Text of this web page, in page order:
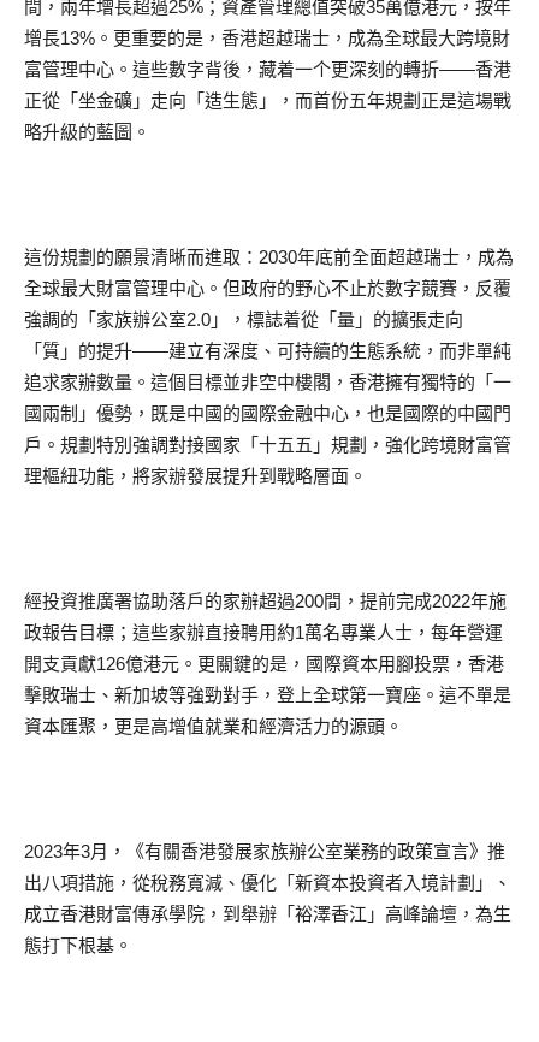
間，兩年增長超過25%；資產管理總值突破35萬億港元，按年
增長13%。更重要的是，香港超越瑞士，成為全球最大跨境財
富管理中心。這些數字背後，藏着一个更深刻的轉折——香港
正從「坐金礦」走向「造生態」，而首份五年規劃正是這場戰
略升級的藍圖。
這份規劃的願景清晰而進取：2030年底前全面超越瑞士，成為
全球最大財富管理中心。但政府的野心不止於數字競賽，反覆
強調的「家族辦公室2.0」，標誌着從「量」的擴張走向
「質」的提升——建立有深度、可持續的生態系統，而非單純
追求家辦數量。這個目標並非空中樓閣，香港擁有獨特的「一
國兩制」優勢，既是中國的國際金融中心，也是國際的中國門
戶。規劃特別強調對接國家「十五五」規劃，強化跨境財富管
理樞紐功能，將家辦發展提升到戰略層面。
經投資推廣署協助落戶的家辦超過200間，提前完成2022年施
政報告目標；這些家辦直接聘用約1萬名專業人士，每年營運
開支貢獻126億港元。更關鍵的是，國際資本用腳投票，香港
擊敗瑞士、新加坡等強勁對手，登上全球第一寶座。這不單是
資本匯聚，更是高增值就業和經濟活力的源頭。
2023年3月，《有關香港發展家族辦公室業務的政策宣言》推
出八項措施，從稅務寬減、優化「新資本投資者入境計劃」、
成立香港財富傳承學院，到舉辦「裕澤香江」高峰論壇，為生
態打下根基。